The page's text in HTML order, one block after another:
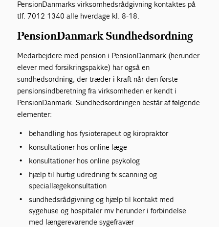
PensionDanmarks virksomhedsrådgivning kontaktes på
tlf. 7012 1340 alle hverdage kl. 8-18.
PensionDanmark Sundhedsordning
Medarbejdere med pension i PensionDanmark (herunder
elever med forsikringspakke) har også en
sundhedsordning, der træder i kraft når den første
pensionsindberetning fra virksomheden er kendt i
PensionDanmark. Sundhedsordningen består af følgende
elementer:
behandling hos fysioterapeut og kiropraktor
konsultationer hos online læge
konsultationer hos online psykolog
hjælp til hurtig udredning fx scanning og
speciallægekonsultation
sundhedsrådgivning og hjælp til kontakt med
sygehuse og hospitaler mv herunder i forbindelse
med længerevarende sygefravær